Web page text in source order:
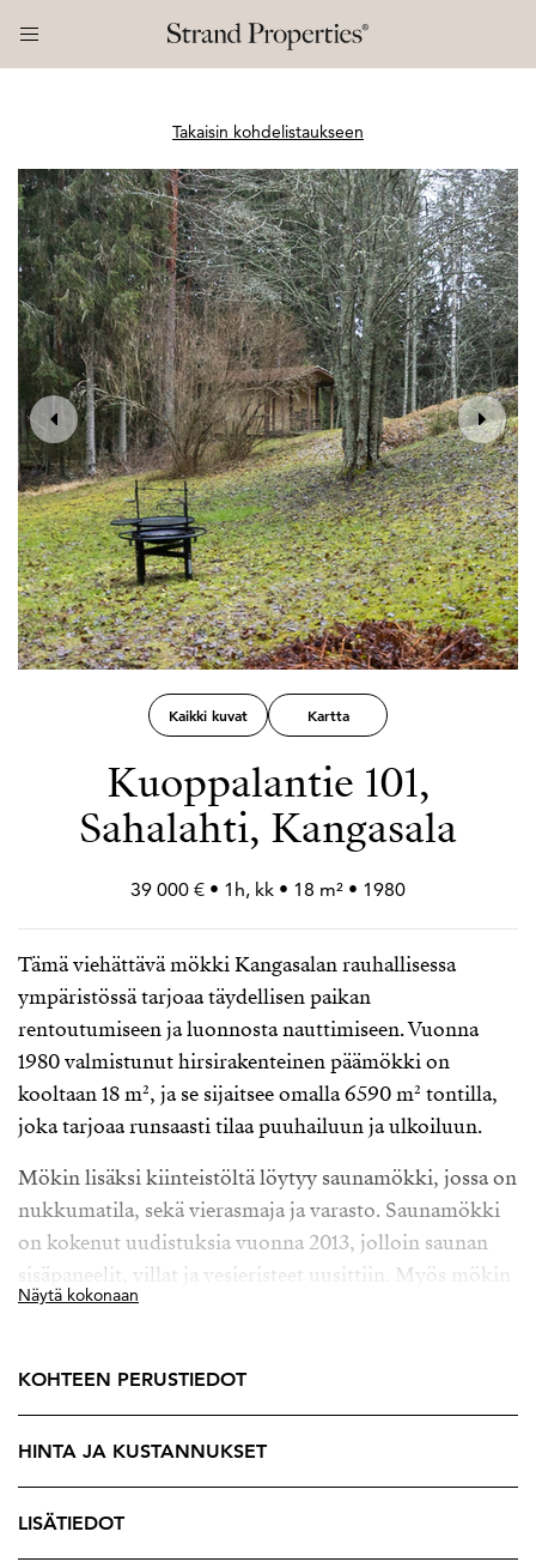
Takaisin kohdelistaukseen
Kaikki kuvat Kartta
Kuoppalantie 101,
Sahalahti, Kangasala
39 000 € • 1h, kk • 18 m² • 1980
Tämä viehättävä mökki Kangasalan rauhallisessa
ympäristössä tarjoaa täydellisen paikan
rentoutumiseen ja luonnosta nauttimiseen. Vuonna
1980 valmistunut hirsirakenteinen päämökki on
kooltaan 18 m², ja se sijaitsee omalla 6590 m² tontilla,
joka tarjoaa runsaasti tilaa puuhailuun ja ulkoiluun.
Mökin lisäksi kiinteistöltä löytyy saunamökki, jossa on
nukkumatila, sekä vierasmaja ja varasto. Saunamökki
on kokenut uudistuksia vuonna 2013, jolloin saunan
sisäpaneelit, villat ja vesieristeet uusittiin. Myös mökin
katto ja lattian lämmöneristys on päivitetty, joten voit
Sähkölämmityksellä ja luonnollisella ilmanvaihdolla
varustettu mökki tarjoaa kaikki tarvittavat
mukavuudet, ja keittiö on varusteltu jääkaapilla.
Kangasalan alue tunnetaan kauniista luonnostaan ja
metsistä, jotka tarjoavat upeat puitteet ulkoiluun ja
retkeilyyn.
Näytä kokonaan
KOHTEEN PERUSTIEDOT
HINTA JA KUSTANNUKSET
LISÄTIEDOT